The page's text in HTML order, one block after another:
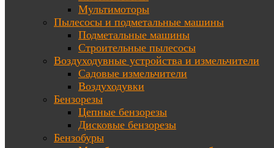
Мультимоторы
Пылесосы и подметальные машины
Подметальные машины
Строительные пылесосы
Воздуходувные устройства и измельчители
Садовые измельчители
Воздуходувки
Бензорезы
Цепные бензорезы
Дисковые бензорезы
Бензобуры